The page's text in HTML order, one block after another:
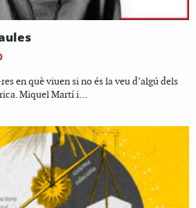
en què viuen si no és la veu d’algú dels
Miquel Martí i...